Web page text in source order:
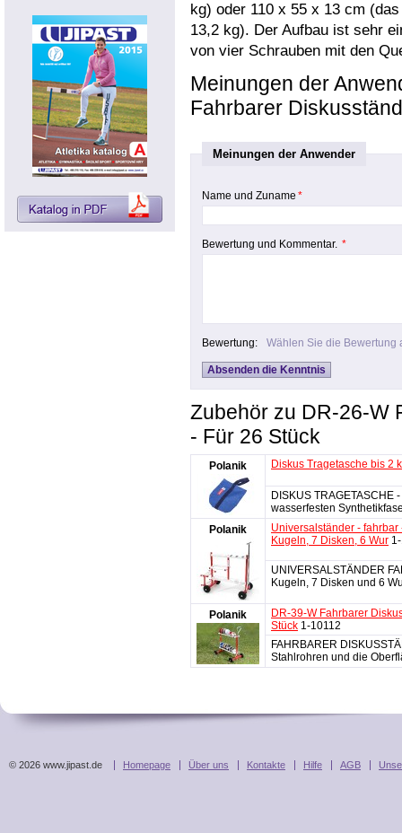
kg) oder 110 x 55 x 13 cm
13,2 kg). Der Aufbau ist sehr
von vier Schrauben mit den
Meinungen der
Fahrbarer
Meinungen der Anwender
Name und Zuname *
Bewertung und Kommentar. *
Bewertung: Wählen Sie die Bewertung
Zubehör zu DR-26-W
- Für 26 Stück
Polanik Diskus Tragetasche bis 2
DISKUS TRAGETASCHE
wasserfesten
Polanik
Universalständer - fahrbar
Kugeln, 7 Disken, 6 Wur
UNIVERSALSTÄNDER
Kugeln, 7 Disken und 6
Polanik
DR-39-W Fahrbarer
Stück 1-10112
FAHRBARER
Stahlrohren und die
Homepage Über uns Kontakte Hilfe AGB
© 2026 www.jipast.de